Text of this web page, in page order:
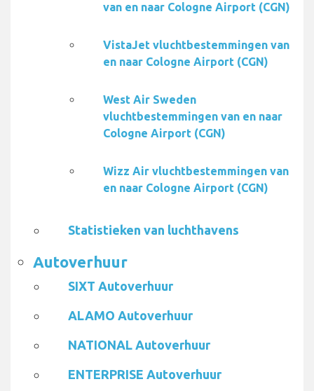
van en naar Cologne Airport (CGN)
VistaJet vluchtbestemmingen van
en naar Cologne Airport (CGN)
West Air Sweden
vluchtbestemmingen van en naar
Cologne Airport (CGN)
Wizz Air vluchtbestemmingen van
en naar Cologne Airport (CGN)
Statistieken van luchthavens
Autoverhuur
SIXT Autoverhuur
ALAMO Autoverhuur
NATIONAL Autoverhuur
ENTERPRISE Autoverhuur